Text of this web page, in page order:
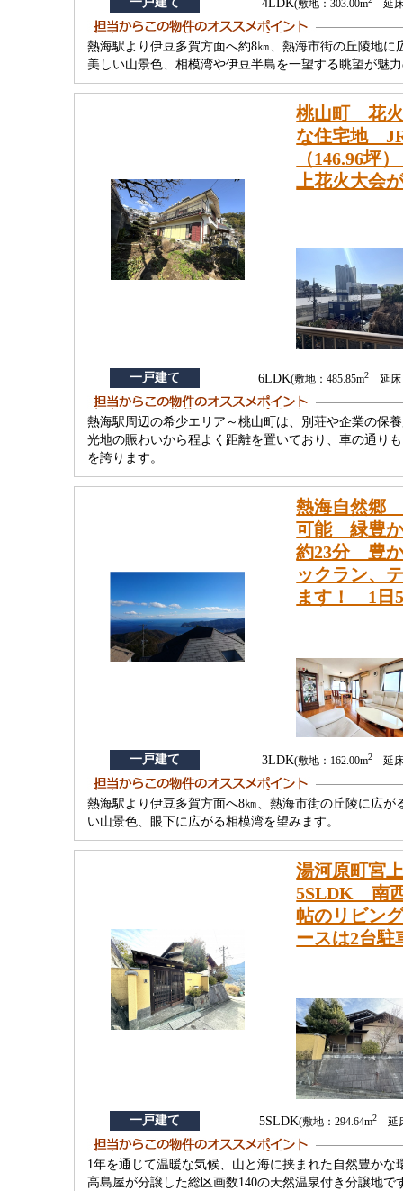
4LDK(敷地：303.00m 延床
熱海駅より伊豆多賀方面へ約8㎞、熱海市街の丘陵地
美しい山景色、相模湾や伊豆半島を一望する眺望が魅
桃山町 花
な住宅地
（146.96
上花火大会
一戸建て 6LDK(敷地：485.85m2 延床
熱海駅周辺の希少エリア～桃山町は、別荘や企業の保
光地の賑わいから程よく距離を置いており、車の通り
を誇ります。
熱海自然郷
可能 緑豊か
約23分 豊
ックラン、
ます！ 1日
一戸建て 3LDK(敷地：162.00m2 延床
熱海駅より伊豆多賀方面へ8㎞、熱海市街の丘陵に広
い山景色、眼下に広がる相模湾を望みます。
湯河原町宮
5SLDK 南
帖のリビン
ースは2台駐
一戸建て 5SLDK(敷地：294.64m2延床
1年を通じて温暖な気候、山と海に挟まれた自然豊か
高島屋が分譲した総区画数140の天然温泉付き分譲地で